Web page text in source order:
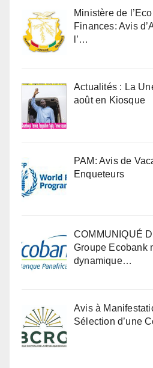
Ministère de
Finances: Avis
l’…
Actualités : La
août en Kiosque
PAM: Avis de
Enqueteurs
COMMUNIQUÉ
Groupe Ecobank
dynamique…
Avis à
Sélection d’une